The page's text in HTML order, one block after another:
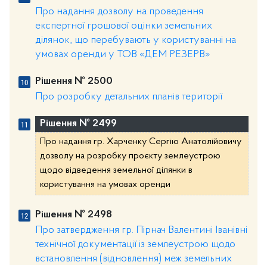
Про надання дозволу на проведення
експертної грошової оцінки земельних
ділянок, що перебувають у користуванні на
умовах оренди у ТОВ «ДЕМ РЕЗЕРВ»
Рішення № 2500
Про розробку детальних планів території
Рішення № 2499
Про надання гр. Харченку Сергію Анатолійовичу
дозволу на розробку проєкту землеустрою
щодо відведення земельної ділянки в
користування на умовах оренди
Рішення № 2498
Про затвердження гр. Пірнач Валентині Іванівні
технічної документації із землеустрою щодо
встановлення (відновлення) меж земельних